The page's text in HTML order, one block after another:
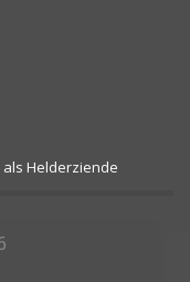
als Helderziende